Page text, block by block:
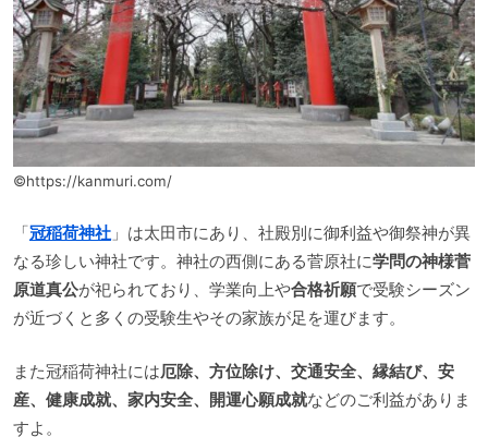
©https://kanmuri.com/
「冠稲荷神社」は太田市にあり、社殿別に御利益や御祭神が異
なる珍しい神社です。神社の西側にある菅原社に学問の神様菅
原道真公が祀られており、学業向上や合格祈願で受験シーズン
が近づくと多くの受験生やその家族が足を運びます。
また冠稲荷神社には厄除、方位除け、交通安全、縁結び、安
産、健康成就、家内安全、開運心願成就などのご利益がありま
すよ。